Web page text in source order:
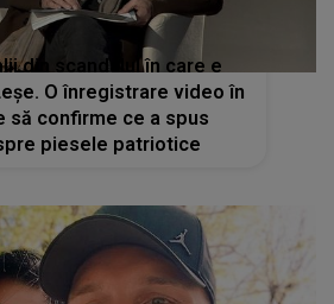
din scandalul în care e
O înregistrare video în
să confirme ce a spus
piesele patriotice